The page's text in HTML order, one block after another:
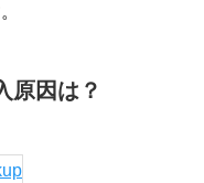
原因は？